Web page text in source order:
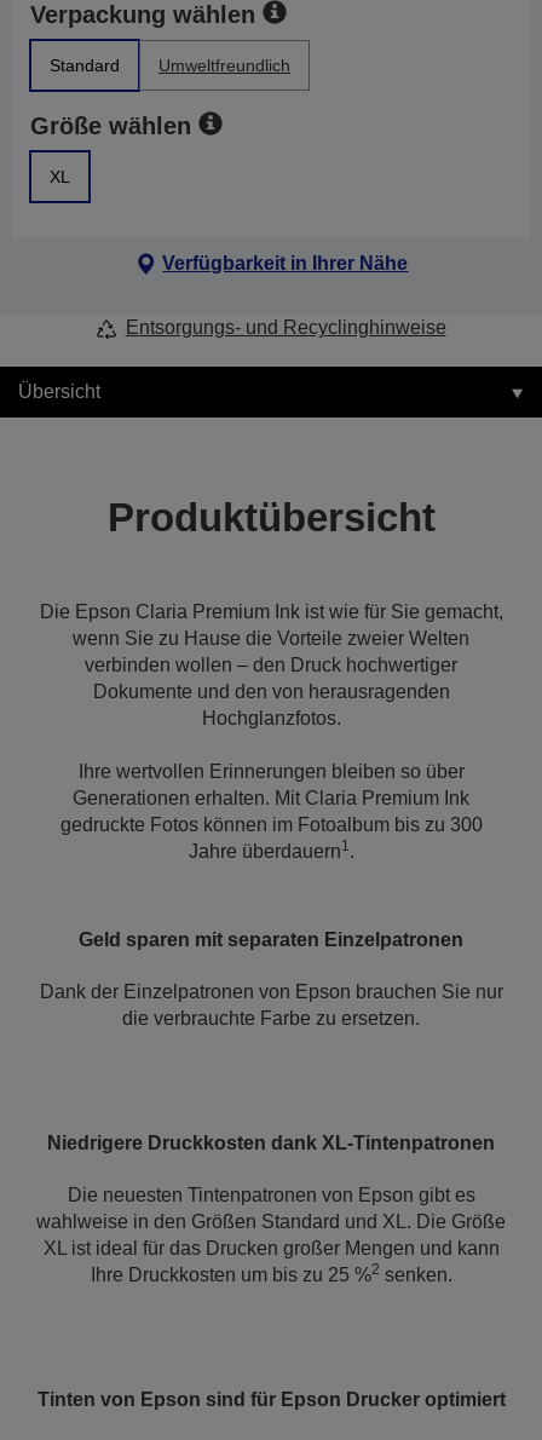
Verpackung wählen
Standard Umweltfreundlich
Größe wählen
XL
Verfügbarkeit in Ihrer Nähe
Entsorgungs- und Recyclinghinweise
Übersicht
Produktübersicht
Die Epson Claria Premium Ink ist wie für Sie gemacht,
wenn Sie zu Hause die Vorteile zweier Welten
verbinden wollen – den Druck hochwertiger
Dokumente und den von herausragenden
Hochglanzfotos.
Ihre wertvollen Erinnerungen bleiben so über
Generationen erhalten. Mit Claria Premium Ink
gedruckte Fotos können im Fotoalbum bis zu 300
Jahre überdauern1.
Geld sparen mit separaten Einzelpatronen
Dank der Einzelpatronen von Epson brauchen Sie nur
die verbrauchte Farbe zu ersetzen.
Niedrigere Druckkosten dank XL-Tintenpatronen
Die neuesten Tintenpatronen von Epson gibt es
wahlweise in den Größen Standard und XL. Die Größe
XL ist ideal für das Drucken großer Mengen und kann
Ihre Druckkosten um bis zu 25 %2 senken.
Tinten von Epson sind für Epson Drucker optimiert